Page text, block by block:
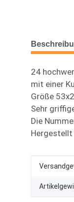
weitere
24
mit einer
Größe
Sehr
Die
Hergestellt
Wert